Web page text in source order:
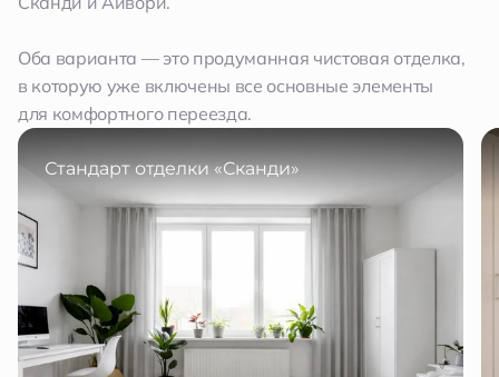
Оба варианта — это продуманная чистовая отделка,
в которую уже включены все основные элементы
для комфортного переезда.
Стандарт отделки «Сканди»